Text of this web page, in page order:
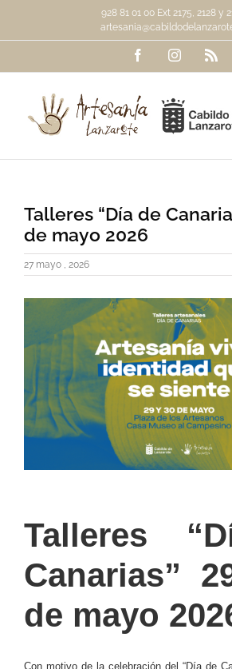
contenido
928 81 01 00 Ext 2175, 2128 y
FacebookInstagramRss
Talleres “Día de
de mayo 2026
27 mayo , 2026
Ver
grande
Talleres
Canarias”
de mayo
Con motivo de la celebración del “Día de